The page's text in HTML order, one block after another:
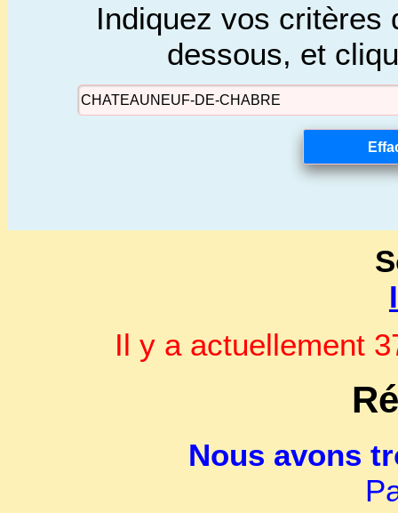
Indiquez vos critères
dessous, et
Il y a actuellement
Nous avons